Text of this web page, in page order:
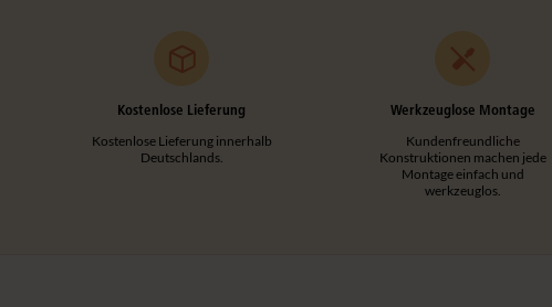
Kostenlose Lieferung
Kostenlose Lieferung innerhalb
Deutschlands.
Werkzeuglose Montage
Kundenfreundliche
Konstruktionen machen jede
Montage einfach und
werkzeuglos.